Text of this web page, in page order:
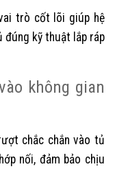
trò cốt lõi giúp hệ
đúng kỹ thuật lắp ráp
không gian
chắc chắn vào tủ
nối, đảm bảo chịu